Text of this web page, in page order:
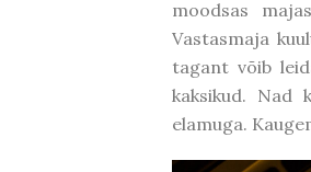
moodsas
Vastasmaja
tagant võib
kaksikud. Nad
elamuga.